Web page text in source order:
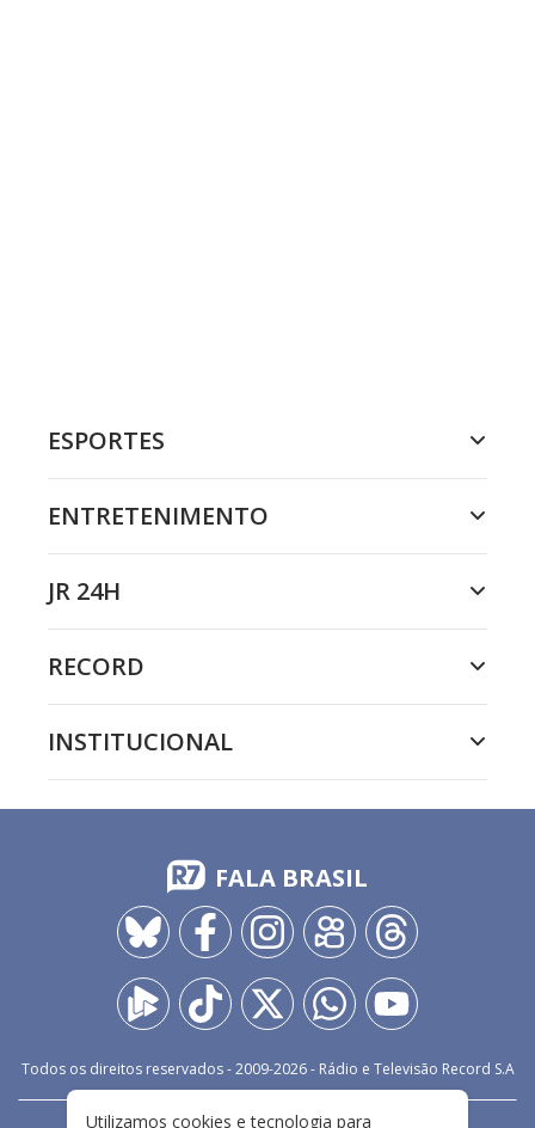
ESPORTES
ENTRETENIMENTO
JR 24H
RECORD
INSTITUCIONAL
FALA BRASIL
Todos os direitos reservados - 2009-2026- Rádio e Televisão Record S.A
Utilizamos cookies e tecnologia para